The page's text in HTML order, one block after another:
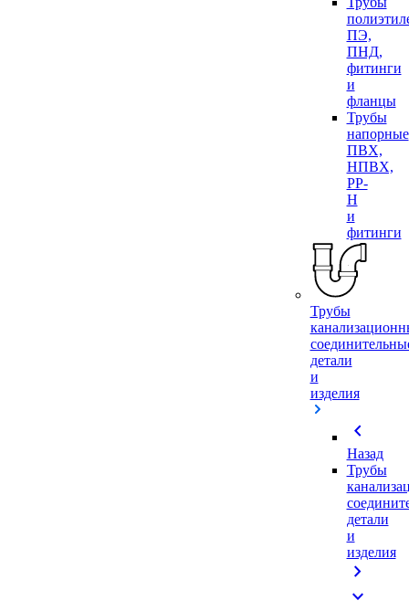
ПЭ,
ПНД,
фитинги
и
фланцы
Трубы
напорные
ПВХ,
НПВХ,
PP-
H
и
фитинги
Трубы
детали
и
изделия
chevron_left
Назад
Трубы
детали
и
изделия
chevron_right
expand_more